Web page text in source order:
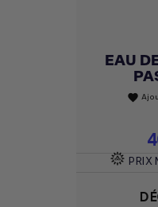
EAU
favorite
PRIX